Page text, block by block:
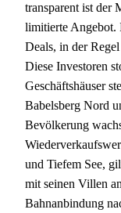
transparent ist der
limitierte Angebot.
Deals, in der
Diese Investoren
Geschäftshäuser
Babelsberg Nord
Bevölkerung
und Tiefem See,
mit seinen Villen
Bahnanbindung